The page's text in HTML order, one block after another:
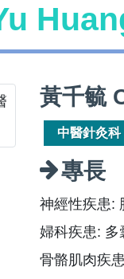
黃千毓
中醫針灸科
專長
神經性疾患:
婦科疾患: 多
骨骼肌肉疾